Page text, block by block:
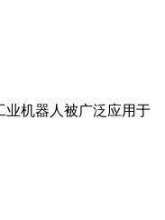
业机器人被广泛应用于